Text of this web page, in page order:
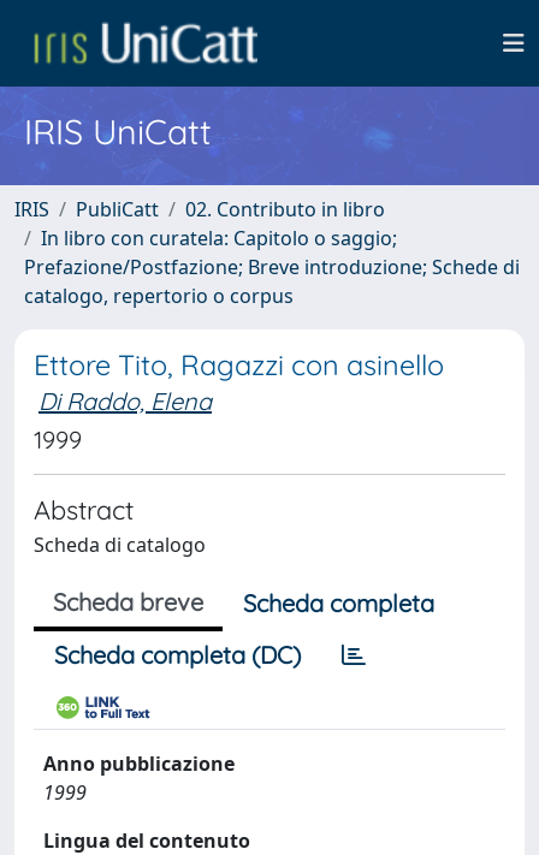
IRIS UniCatt
IRIS PubliCatt
02. Contributo in libro
In libro con curatela: Capitolo o saggio;
Prefazione/Postfazione; Breve introduzione; Schede di
catalogo, repertorio o corpus
Ettore Tito, Ragazzi con asinello
Di Raddo, Elena
1999
Abstract
Scheda di catalogo
Scheda breve
Scheda completa
Scheda completa (DC)
Anno pubblicazione
1999
Lingua del contenuto